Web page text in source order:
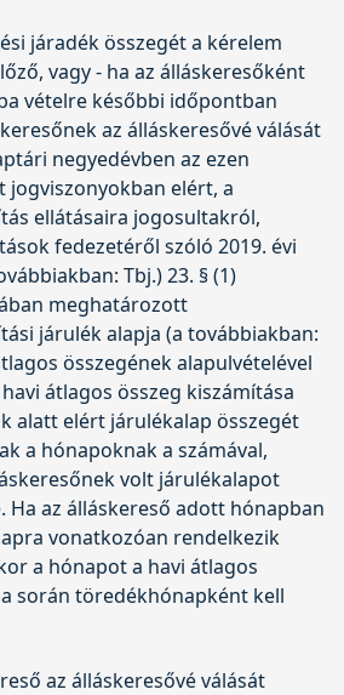
járadék összegét a kérelem
vagy - ha az álláskeresőként
vételre későbbi időpontban
az álláskeresővé válását
negyedévben az ezen
jogviszonyokban elért, a
ellátásaira jogosultakról,
fedezetéről szóló 2019. évi
Tbj.) 23. § (1)
meghatározott
járulék alapja (a továbbiakban:
összegének alapulvételével
átlagos összeg kiszámítása
alatt elért járulékalap összegét
a hónapoknak a számával,
volt járulékalapot
Ha az álláskereső adott hónapban
vonatkozóan rendelkezik
a hónapot a havi átlagos
során töredékhónapként kell
az álláskeresővé válását